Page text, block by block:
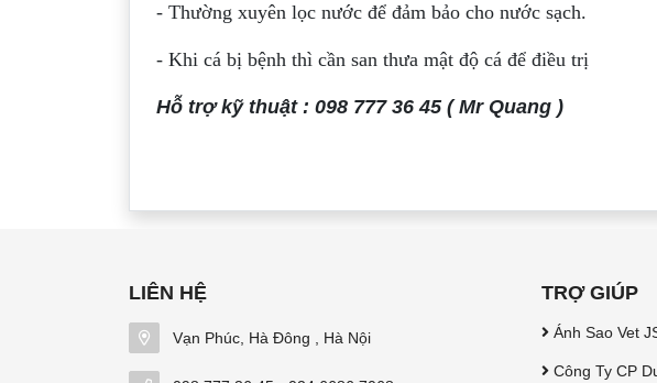
- Thường xuyên lọc nước để đảm bảo cho nước sạch.
- Khi cá bị bệnh thì cần san thưa mật độ cá để điều trị
Hỗ trợ kỹ thuật : 098 777 36 45 ( Mr Quang )
LIÊN HỆ
Vạn Phúc, Hà Đông , Hà Nội
TRỢ GIÚP
Ánh Sao Vet
Công Ty CP